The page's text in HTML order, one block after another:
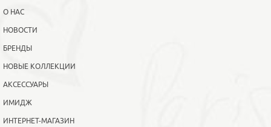
О НАС
НОВОСТИ
БРЕНДЫ
НОВЫЕ КОЛЛЕКЦИИ
АКСЕССУАРЫ
ИМИДЖ
ИНТЕРНЕТ-МАГАЗИН